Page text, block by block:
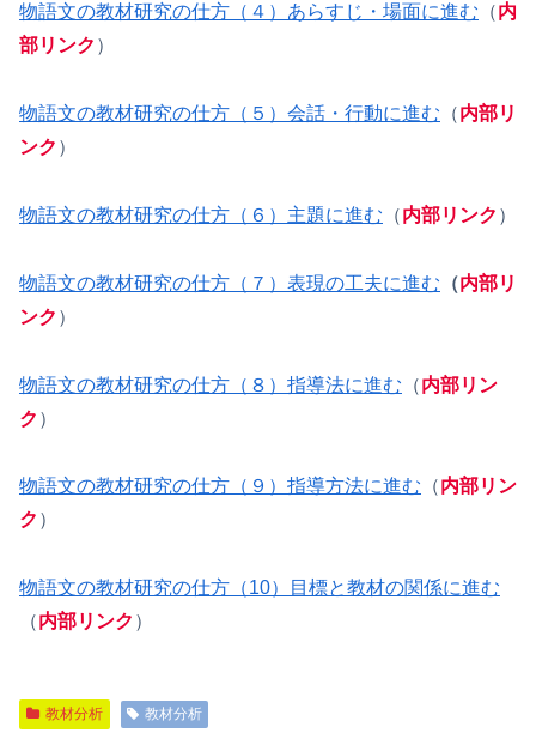
物語文の教材研究の仕方（４）あらすじ・場面に進む （内
部リンク ）
物語文の教材研究の仕方（５）会話・行動に進む （内部リ
ンク ）
物語文の教材研究の仕方（６）主題に進む （内部リンク ）
物語文の教材研究の仕方（７）表現の工夫に進む （内部リ
ンク ）
物語文の教材研究の仕方（８）指導法に進む （内部リン
ク ）
物語文の教材研究の仕方（９）指導方法に進む （内部リン
ク ）
物語文の教材研究の仕方（10）目標と教材の関係に進む
（内部リンク ）
教材分析 教材分析